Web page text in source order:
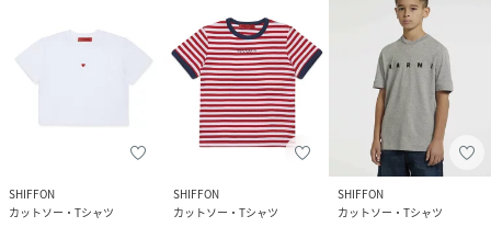
SHIFFON
カットソー・Tシャツ
SHIFFON
カットソー・Tシャツ
SHIFFON
カットソー・Tシャツ